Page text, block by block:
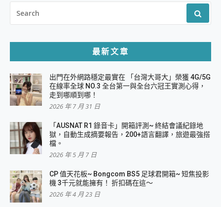
FOR:
最新文章
出門在外網路穩定最實在 「台灣大哥大」榮獲 4G/5G
在線率全球 NO.3 全台第一與全台六冠王實測心得，
走到哪順到哪！
2026 年 7 月 31 日
「AUSNAT R1 錄音卡」開箱評測~ 終結會議紀錄地
獄，自動生成摘要報告，200+語言翻譯，旅遊最強搭
檔。
2026 年 5 月 7 日
CP 值天花板~ Bongcom BS5 足球君開箱~ 短焦投影
機 3千元就能擁有！ 折扣碼在這～
2026 年 4 月 23 日